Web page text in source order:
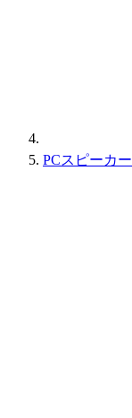
PCスピーカー